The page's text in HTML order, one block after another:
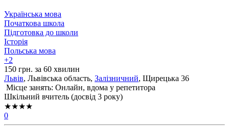
Українська мова
Початкова школа
Підготовка до школи
Історія
Польська мова
+2
150 грн. за 60 хвилин
Львів, Львiвська область, Залізничний, Щирецька 36
Місце занять: Онлайн, вдома у репетитора
Шкільний вчитель (досвід 3 року)
★★★★
0